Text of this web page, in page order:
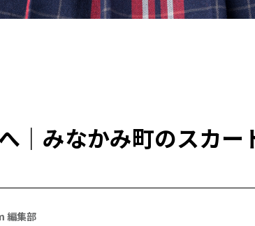
｜みなかみ町のスカー
編集部